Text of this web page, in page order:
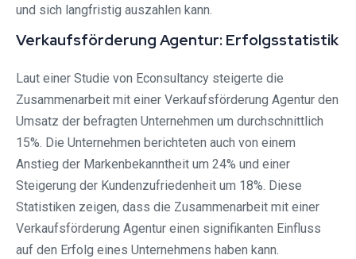
und sich langfristig auszahlen kann.
Verkaufsförderung Agentur: Erfolgsstatistik
Laut einer Studie von Econsultancy steigerte die
Zusammenarbeit mit einer Verkaufsförderung Agentur den
Umsatz der befragten Unternehmen um durchschnittlich
15%. Die Unternehmen berichteten auch von einem
Anstieg der Markenbekanntheit um 24% und einer
Steigerung der Kundenzufriedenheit um 18%. Diese
Statistiken zeigen, dass die Zusammenarbeit mit einer
Verkaufsförderung Agentur einen signifikanten Einfluss
auf den Erfolg eines Unternehmens haben kann.